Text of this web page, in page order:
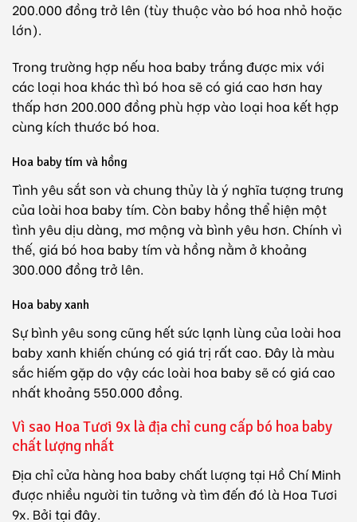
200.000 đồng trở lên (tùy thuộc vào bó hoa nhỏ hoặc
lớn).
Trong trường hợp nếu hoa baby trắng được mix với
các loại hoa khác thì bó hoa sẽ có giá cao hơn hay
thấp hơn 200.000 đồng phù hợp vào loại hoa kết hợp
cùng kích thước bó hoa.
Hoa baby tím và hồng
Tình yêu sắt son và chung thủy là ý nghĩa tượng trưng
của loài hoa baby tím. Còn baby hồng thể hiện một
tình yêu dịu dàng, mơ mộng và bình yêu hơn. Chính vì
thế, giá bó hoa baby tím và hồng nằm ở khoảng
300.000 đồng trở lên.
Hoa baby xanh
Sự bình yêu song cũng hết sức lạnh lùng của loài hoa
baby xanh khiến chúng có giá trị rất cao. Đây là màu
sắc hiếm gặp do vậy các loài hoa baby sẽ có giá cao
nhất khoảng 550.000 đồng.
Vì sao Hoa Tươi 9x là địa chỉ cung cấp bó hoa baby
chất lượng nhất
Địa chỉ cửa hàng hoa baby chất lượng tại Hồ Chí Minh
được nhiều người tin tưởng và tìm đến đó là Hoa Tươi
9x. Bởi tại đây.